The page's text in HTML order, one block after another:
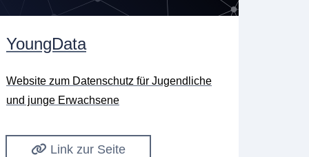
YoungData
Website zum Datenschutz für Jugendliche
und junge Erwachsene
Link zur Seite